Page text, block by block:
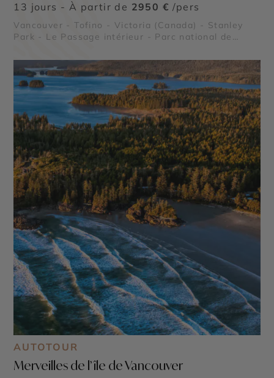
13 jours - À partir de 2950 € /pers
Vancouver - Tofino - Victoria (Canada) - Stanley
Park - Le Passage intérieur - Parc national de
AUTOTOUR
Merveilles de l’île de Vancouver